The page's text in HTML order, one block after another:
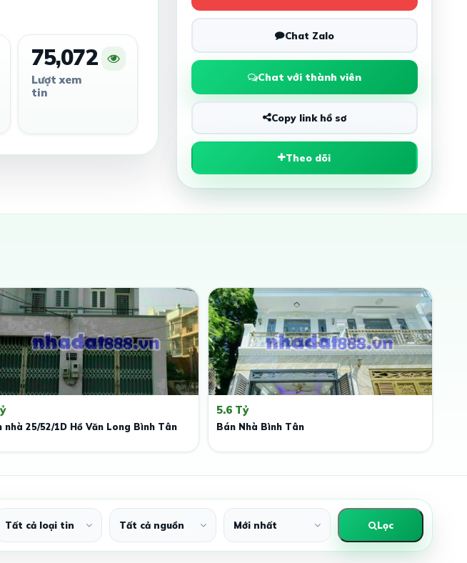
75,072
Lượt xem
tin
Chat Zalo
Chat với thành viên
Copy link hồ sơ
Theo dõi
nhà 25/52/1D Hồ Văn Long Bình Tân
5.6 Tỷ
Bán Nhà Bình Tân
Lọc